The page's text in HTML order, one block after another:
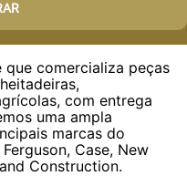
que comercializa peças
com entrega
uma ampla
marcas do
Case, New
Construction.